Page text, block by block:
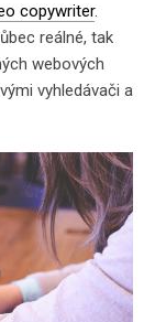
copywriter.
reálné, tak
webových
vyhledávači a